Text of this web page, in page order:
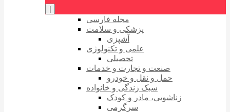
مجله فارسی
پزشکی و سلامت
آشپزی
علمی و تکنولوژی
تحصیلی
صنعت و تجارت و خدمات
حمل و نقل و خودرو
سبک زندگی و خانواده
زناشویی، مادر و کودک
سرگرمی